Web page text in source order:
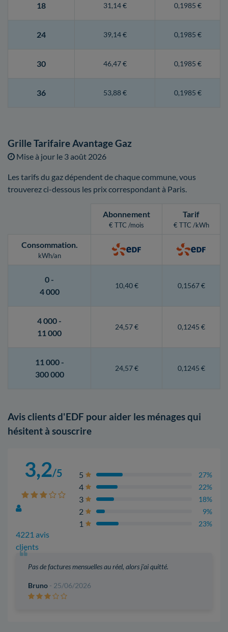
18 31,14 € 0,1985 €
24 39,14 € 0,1985 €
30 46,47 € 0,1985 €
36 53,88 € 0,1985 €
Grille Tarifaire Avantage Gaz
Mise à jour le 3 août 2026
Les tarifs du gaz dépendent de chaque commune, vous
trouverez ci-dessous les prix correspondant à Paris.
Abonnement
€ TTC /mois
Tarif
€ TTC /kWh
Consommation.
kWh/an
0 -
4 000
10,40 € 0,1567 €
4 000 -
11 000
24,57 € 0,1245 €
11 000 -
300 000
24,57 € 0,1245 €
Avis clients d'EDF pour aider les ménages qui
hésitent à souscrire
3,2/5
4221 avis
clients
5 27%
4 22%
3 18%
2 9%
1 23%
Pas de factures mensuelles au réel, alors j'ai quitté.
Bruno - 25/06/2026